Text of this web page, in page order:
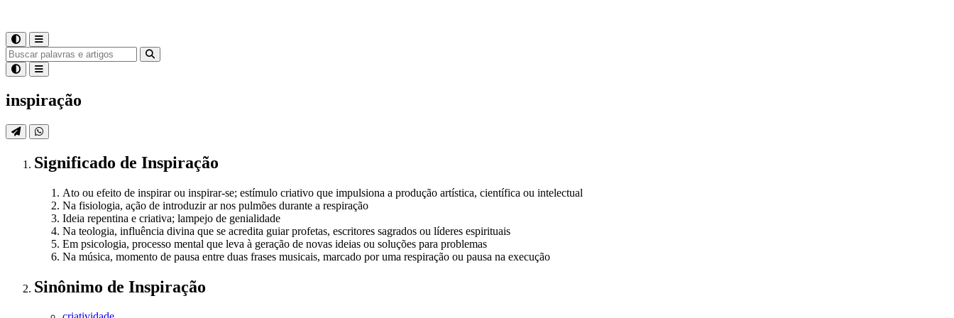
inspiração
Significado de Inspiração
Ato ou efeito de inspirar ou inspirar-se; estímulo criativo que impulsiona a produção artística, científica ou intelectual
Na fisiologia, ação de introduzir ar nos pulmões durante a respiração
Ideia repentina e criativa; lampejo de genialidade
Na teologia, influência divina que se acredita guiar profetas, escritores sagrados ou líderes espirituais
Em psicologia, processo mental que leva à geração de novas ideias ou soluções para problemas
Na música, momento de pausa entre duas frases musicais, marcado por uma respiração ou pausa na execução
Sinônimo de Inspiração